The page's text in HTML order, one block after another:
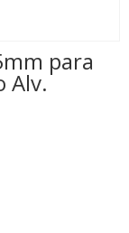
para
Alv.